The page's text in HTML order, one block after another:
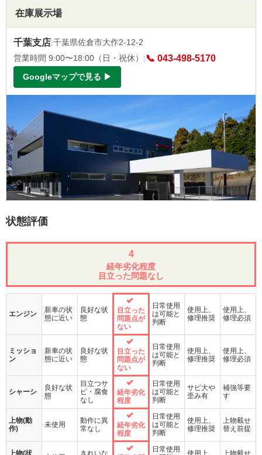
在庫展示場
千葉支店|千葉県佐倉市大作2-12-2
営業時間 9:00〜18:00（日・祝休） | 📞 043-498-5170
Googleマップで見る ▶
状態評価
4
経年劣化程度
目立った問題なし
エンジン
新車の状
態に近い
良好な状
態
目立った
問題点が
ない
日常使用
は可能と
判断
使用上、
修理推奨
使用上、
修理必須
ミッショ
ン
新車の状
態に近い
良好な状
態
目立った
問題点が
ない
日常使用
は可能と
判断
使用上、
修理推奨
使用上、
修理必須
シャーシ
良好な状
態
目立つサ
ビ・腐食
なし
経年劣化
程度
日常使用
は可能と
判断
サビ大や
歪み有
補強等要
す
上物(動
作)
未使用
動作に異
常なし
経年劣化
程度
日常使用
は可能と
判断
使用上、
修理推奨
上物載せ
替え前提
上物(状 きれいな
日常使用
使用上、 上物載せ